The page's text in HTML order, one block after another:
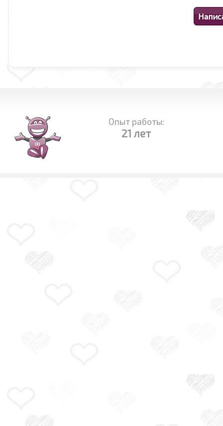
Опыт работы:
21 лет